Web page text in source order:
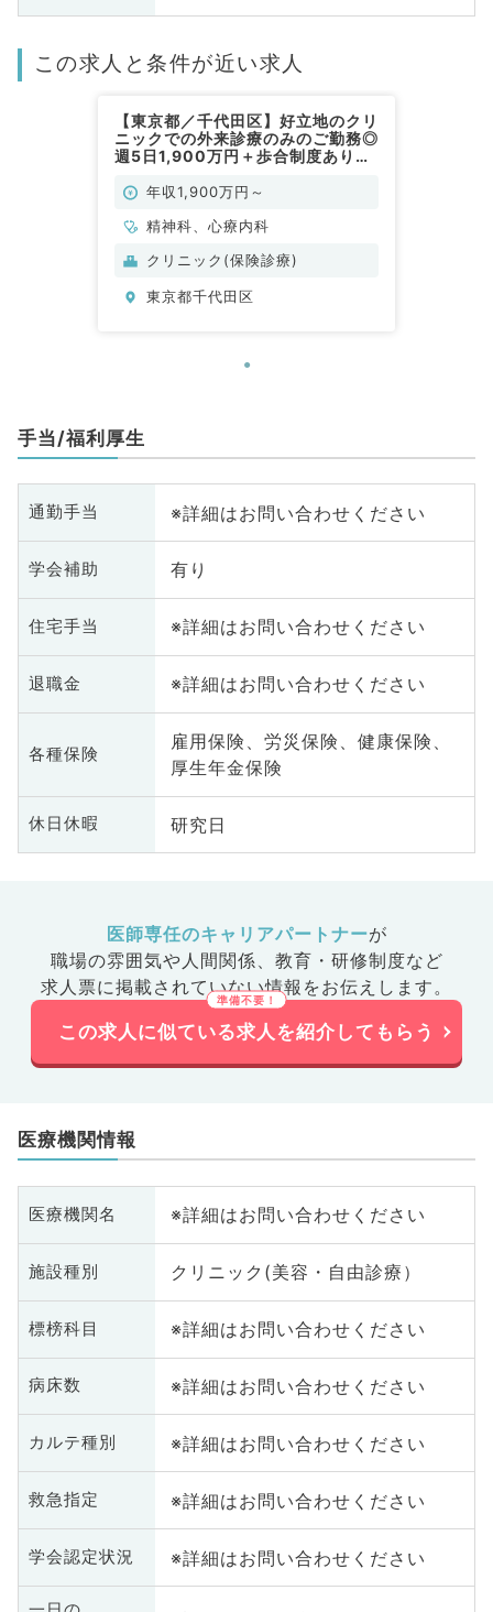
この求人と条件が近い求人
【東京都／千代田区】好立地のクリ
ニックでの外来診療のみのご勤務◎
週5日1,900万円＋歩合制度あり◎
常勤）年収1,900万円～
精神科、心療内科
クリニック(保険診療)
東京都千代田区
手当/福利厚生
通勤手当 ※詳細はお問い合わせください
学会補助 有り
住宅手当 ※詳細はお問い合わせください
退職金 ※詳細はお問い合わせください
各種保険
雇用保険、労災保険、健康保険、
厚生年金保険
休日休暇 研究日
医師専任のキャリアパートナーが
職場の雰囲気や人間関係、 教育・研修制度など
求人票に掲載されていない情報をお伝えします。
この求人に似ている求人を紹介してもらう
医療機関情報
医療機関名 ※詳細はお問い合わせください
施設種別 クリニック(美容・自由診療）
標榜科目 ※詳細はお問い合わせください
病床数 ※詳細はお問い合わせください
カルテ種別 ※詳細はお問い合わせください
救急指定 ※詳細はお問い合わせください
学会認定状況 ※詳細はお問い合わせください